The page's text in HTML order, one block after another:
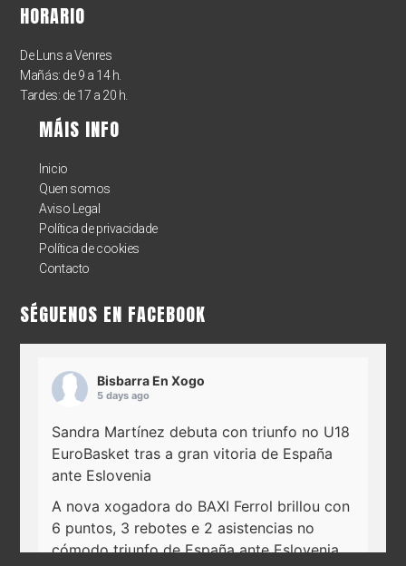
HORARIO
De Luns a Venres
Mañás: de 9 a 14 h.
Tardes: de 17 a 20 h.
MÁIS INFO
Inicio
Quen somos
Aviso Legal
Política de privacidade
Política de cookies
Contacto
SÉGUENOS EN FACEBOOK
Bisbarra En Xogo
5 days ago
Sandra Martínez debuta con triunfo no U18
EuroBasket tras a gran vitoria de España
ante Eslovenia
A nova xogadora do BAXI Ferrol brillou con
6 puntos, 3 rebotes e 2 asistencias no
cómodo triunfo de España ante Eslovenia